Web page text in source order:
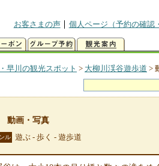
お客さまの声
個人ページ（予約の確認
早川の観光スポット > 大柳川渓谷遊歩道 >
動画・写真
ル 遊ぶ - 歩く - 遊歩道